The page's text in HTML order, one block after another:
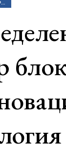
КРИПТОВАЛЮТА В БЕЛАРУСИ: ЗАКОННО ЛИ ПОКУПАТЬ, ПРОДАВАТЬ КРИПТУ?